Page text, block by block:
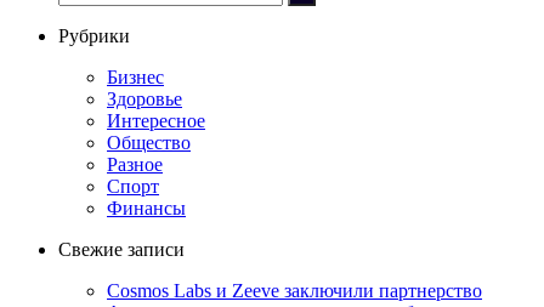
Рубрики
Бизнес
Здоровье
Интересное
Общество
Разное
Спорт
Финансы
Свежие записи
Cosmos Labs и Zeeve заключили партнерство